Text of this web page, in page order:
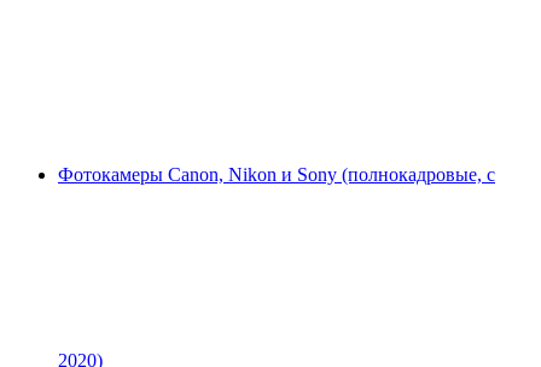
Фотокамеры Canon, Nikon и Sony (полнокадровые, с
2020)